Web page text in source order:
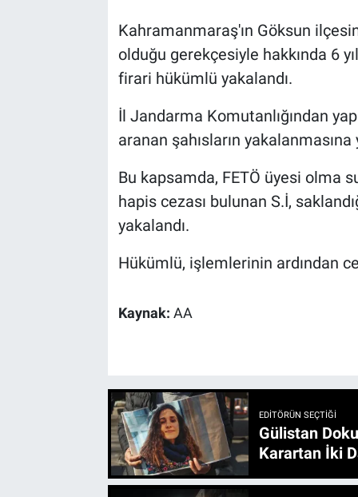
Kahramanmaraş'ın Göksun
olduğu gerekçesiyle hakkında 6
firari hükümlü yakalandı.
İl Jandarma Komutanlığından
aranan şahısların
Bu kapsamda, FETÖ üyesi olma
hapis cezası bulunan S.İ,
yakalandı.
Hükümlü, işlemlerinin ardından
Kaynak: AA
EDITÖRÜN SEÇTIĞI
Gülistan
Karartan İki